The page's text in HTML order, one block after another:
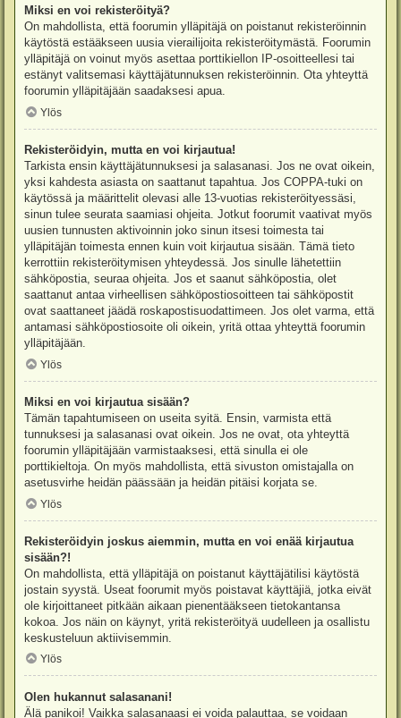
Miksi en voi rekisteröityä?
On mahdollista, että foorumin ylläpitäjä on poistanut rekisteröinnin
käytöstä estääkseen uusia vierailijoita rekisteröitymästä. Foorumin
ylläpitäjä on voinut myös asettaa porttikiellon IP-osoitteellesi tai
estänyt valitsemasi käyttäjätunnuksen rekisteröinnin. Ota yhteyttä
foorumin ylläpitäjään saadaksesi apua.
Ylös
Rekisteröidyin, mutta en voi kirjautua!
Tarkista ensin käyttäjätunnuksesi ja salasanasi. Jos ne ovat oikein,
yksi kahdesta asiasta on saattanut tapahtua. Jos COPPA-tuki on
käytössä ja määrittelit olevasi alle 13-vuotias rekisteröityessäsi,
sinun tulee seurata saamiasi ohjeita. Jotkut foorumit vaativat myös
uusien tunnusten aktivoinnin joko sinun itsesi toimesta tai
ylläpitäjän toimesta ennen kuin voit kirjautua sisään. Tämä tieto
kerrottiin rekisteröitymisen yhteydessä. Jos sinulle lähetettiin
sähköpostia, seuraa ohjeita. Jos et saanut sähköpostia, olet
saattanut antaa virheellisen sähköpostiosoitteen tai sähköpostit
ovat saattaneet jäädä roskapostisuodattimeen. Jos olet varma, että
antamasi sähköpostiosoite oli oikein, yritä ottaa yhteyttä foorumin
ylläpitäjään.
Ylös
Miksi en voi kirjautua sisään?
Tämän tapahtumiseen on useita syitä. Ensin, varmista että
tunnuksesi ja salasanasi ovat oikein. Jos ne ovat, ota yhteyttä
foorumin ylläpitäjään varmistaaksesi, että sinulla ei ole
porttikieltoja. On myös mahdollista, että sivuston omistajalla on
asetusvirhe heidän päässään ja heidän pitäisi korjata se.
Ylös
Rekisteröidyin joskus aiemmin, mutta en voi enää kirjautua
sisään?!
On mahdollista, että ylläpitäjä on poistanut käyttäjätilisi käytöstä
jostain syystä. Useat foorumit myös poistavat käyttäjiä, jotka eivät
ole kirjoittaneet pitkään aikaan pienentääkseen tietokantansa
kokoa. Jos näin on käynyt, yritä rekisteröityä uudelleen ja osallistu
keskusteluun aktiivisemmin.
Ylös
Olen hukannut salasanani!
Älä panikoi! Vaikka salasanaasi ei voida palauttaa, se voidaan